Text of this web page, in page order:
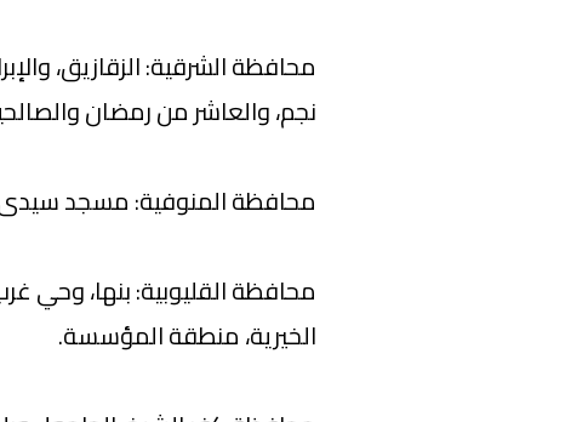
محافظة الشرقية: الزقازيق،
نجم، والعاشر من رمضان
محافظة المنوفية: مسجد
محافظة القليوبية: بنها، وحي
الخيرية، منطقة المؤسسة.